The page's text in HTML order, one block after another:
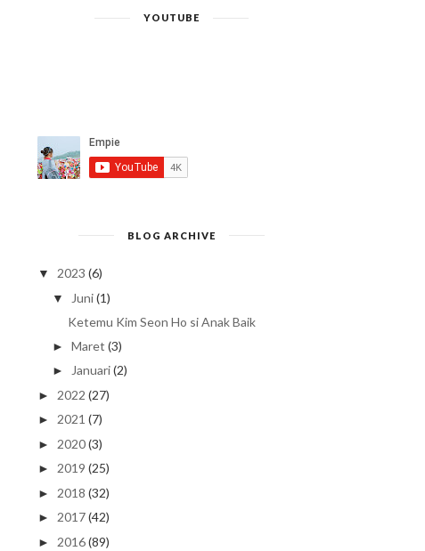
YOUTUBE
BLOG ARCHIVE
▼ 2023 (6)
▼ Juni(1)
Ketemu Kim Seon Ho si Anak Baik
►Maret (3)
► Januari(2)
► 2022 (27)
► 2021 (7)
► 2020 (3)
► 2019 (25)
► 2018 (32)
► 2017 (42)
► 2016 (89)